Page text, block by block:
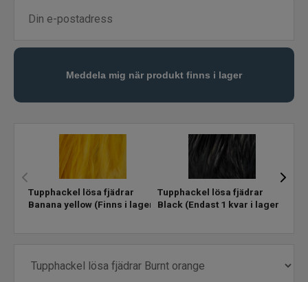
Dubbing
Flugkrok
Foam
Hackel nackar
Tupphackel lösa fjädrar
Banana yellow (Finns i lager)
Tupphackel lösa fjädrar
Black (Endast 1 kvar i lager!)